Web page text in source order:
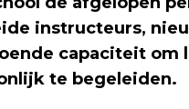
instructeurs,
capaciteit om
te begeleiden.